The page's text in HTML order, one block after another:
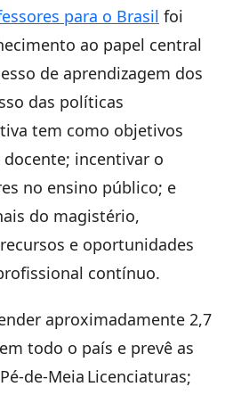
para o Brasil foi
ao papel central
de aprendizagem dos
das políticas
tem como objetivos
incentivar o
no ensino público; e
do magistério,
e oportunidades
contínuo.
aproximadamente 2,7
todo o país e prevê as
de-Meia Licenciaturas;